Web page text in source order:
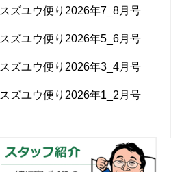
スズユウ便り2026年7_8月号
スズユウ便り2026年5_6月号
スズユウ便り2026年3_4月号
スズユウ便り2026年1_2月号